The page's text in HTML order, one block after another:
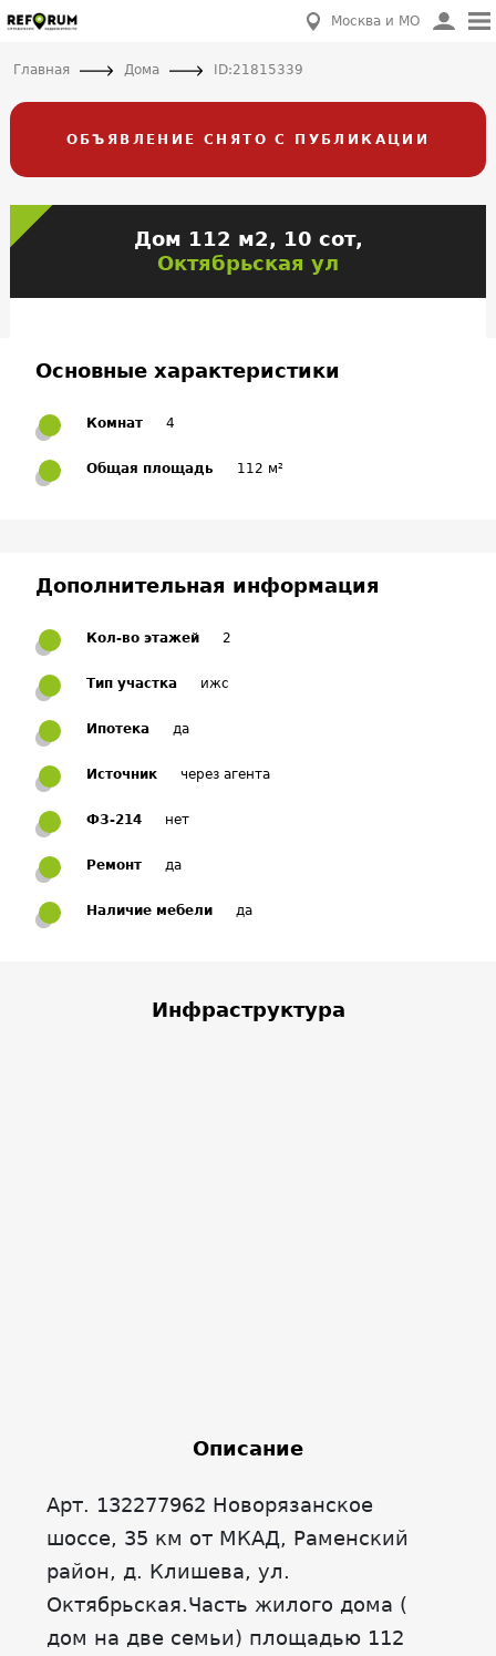
Москва и МО
Главная Дома ID:21815339
ОБЪЯВЛЕНИЕ СНЯТО С ПУБЛИКАЦИИ
Дом 112 м2, 10 сот,
Октябрьская ул
Основные характеристики
Комнат 4
Общая площадь 112 м²
Дополнительная информация
Кол-во этажей 2
Тип участка ижс
Ипотека да
Источник через агента
ФЗ-214 нет
Ремонт да
Наличие мебели да
Инфраструктура
Описание
Арт. 132277962 Новорязанское
шоссе, 35 км от МКАД, Раменский
район, д. Клишева, ул.
Октябрьская.Часть жилого дома (
дом на две семьи) площадью 112